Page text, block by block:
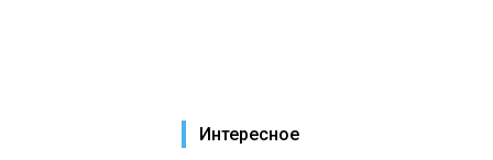
Интересное